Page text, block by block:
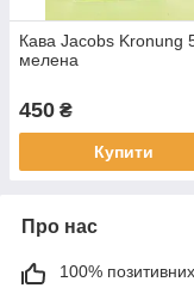
Кава Jacobs Kronung
мелена
450 ₴
Купити
Про нас
100% позитивних